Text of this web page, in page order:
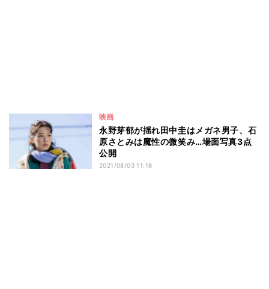
映画
永野芽郁が揺れ田中圭はメガネ男子、石
原さとみは魔性の微笑み…場面写真3点
公開
2021/08/03 11:18